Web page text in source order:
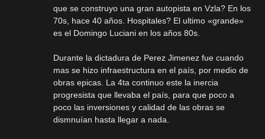
que se construyo una gran autopista en Vzla? En los
70s, hace 40 años. Hospitales? El ultimo «grande»
es el Domingo Luciani en los años 80s.
Durante la dictadura de Perez Jimenez fue cuando
mas se hizo infraestructura en el país, por medio de
obras epicas. La 4ta continuo este la inercia
progresista que llevaba el país, para que poco a
poco las inversiones y calidad de las obras se
dismnuían hasta llegar a nada.